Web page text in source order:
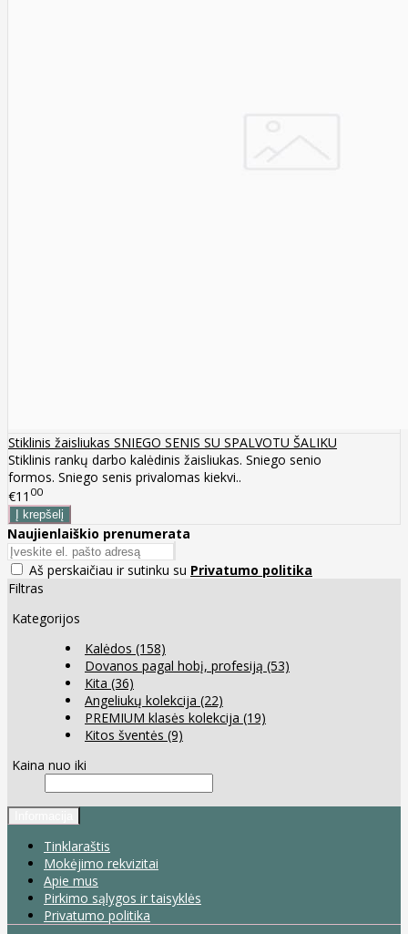
Stiklinis žaisliukas SNIEGO SENIS SU SPALVOTU ŠALIKU
Stiklinis rankų darbo kalėdinis žaisliukas. Sniego senio
formos. Sniego senis privalomas kiekvi..
€11 00
Naujienlaiškio prenumerata
Aš perskaičiau ir sutinku su Privatumo politika
Filtras
Kategorijos
Kalėdos (158)
Dovanos pagal hobį, profesiją (53)
Kita (36)
Angeliukų kolekcija (22)
PREMIUM klasės kolekcija (19)
Kitos šventės (9)
Kaina nuo iki
Tinklaraštis
Mokėjimo rekvizitai
Apie mus
Pirkimo sąlygos ir taisyklės
Privatumo politika